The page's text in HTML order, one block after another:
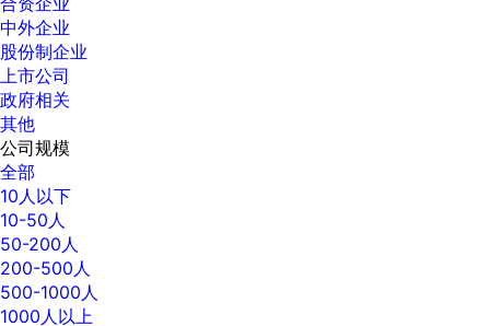
中外企业
股份制企业
上市公司
政府相关
其他
公司规模
全部
10人以下
10-50人
50-200人
200-500人
500-1000人
1000人以上